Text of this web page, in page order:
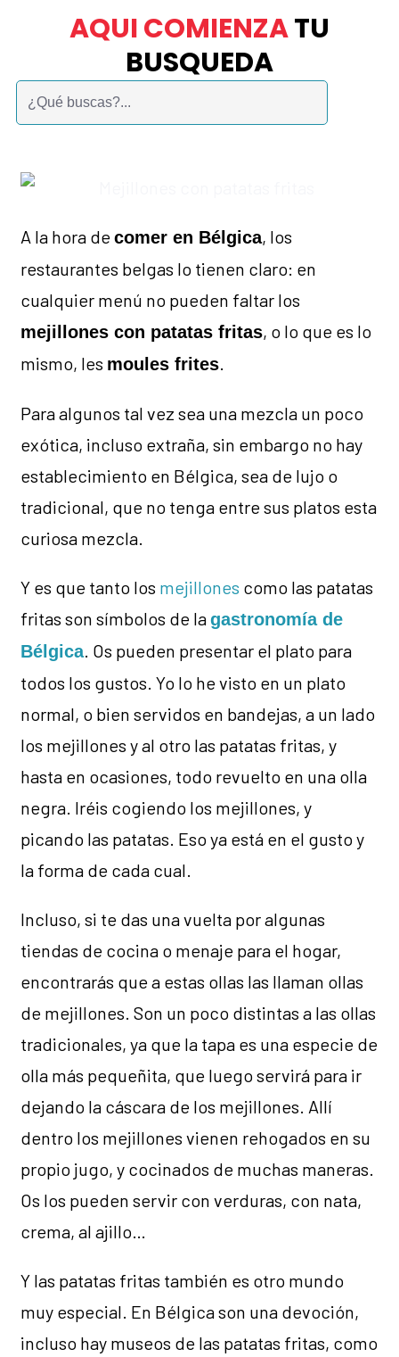
AQUI COMIENZATU
BUSQUEDA
Buscar:
A la hora decomer en Bélgica, los
restaurantes belgas lo tienen claro: en
cualquier menú no pueden faltar los
mejillones con patatas fritas, o lo que es lo
mismo, les moules frites
Para algunos tal vez sea una mezcla un poco
exótica, incluso extraña, sin embargo no hay
establecimiento en Bélgica, sea de lujo o
tradicional, que no tenga entre sus platos esta
curiosa mezcla.
Y es que tanto los mejillones como las patatas
fritas son símbolos de lagastronomía de
Bélgica . Os pueden presentar el plato para
todos los gustos. Yo lo he visto en un plato
normal, o bien servidos en bandejas, a un lado
los mejillones y al otro las patatas fritas, y
hasta en ocasiones, todo revuelto en una olla
negra. Iréis cogiendo los mejillones, y
picando las patatas. Eso ya está en el gusto y
la forma de cada cual.
Incluso, si te das una vuelta por algunas
tiendas de cocina o menaje para el hogar,
encontrarás que a estas ollas las llaman ollas
de mejillones. Son un poco distintas a las ollas
tradicionales, ya que la tapa es una especie de
olla más pequeñita, que luego servirá para ir
dejando la cáscara de los mejillones. Allí
dentro los mejillones vienen rehogados en su
propio jugo, y cocinados de muchas maneras.
Os los pueden servir con verduras, con nata,
crema, al ajillo…
Y las patatas fritas también es otro mundo
muy especial. En Bélgica son una devoción,
incluso hay museos de las patatas fritas, como